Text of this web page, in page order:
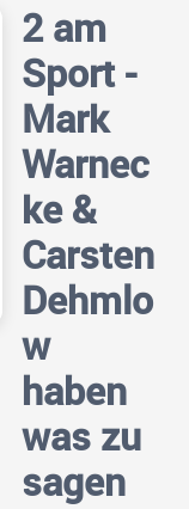
2 am
Sport -
Mark
Warnec
ke &
Carsten
Dehmlo
w
haben
was zu
sagen